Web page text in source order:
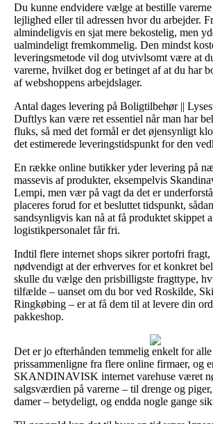
Du kunne endvidere vælge at bestille
lejlighed eller til adressen hvor du arbejder.
almindeligvis en sjat mere bekostelig, men
ualmindeligt fremkommelig. Den mindst
leveringsmetode vil dog utvivlsomt være at
varerne, hvilket dog er betinget af at du har
af webshoppens arbejdslager.
Antal dages levering på Boligtilbehør ||
Duftlys kan være ret essentiel når man har
fluks, så med det formål er det øjensynligt
det estimerede leveringstidspunkt for den
En række online butikker yder levering på
massevis af produkter, eksempelvis
Lempi, men vær på vagt da det er
placeres forud for et besluttet tidspunkt,
sandsynligvis kan nå at få produktet skippet
logistikpersonalet får fri.
Indtil flere internet shops sikrer portofri fragt,
nødvendigt at der erhverves for et konkret
skulle du vælge den prisbilligste fragttype,
tilfælde – uanset om du bor ved Roskilde,
Ringkøbing – er at få dem til at levere din
pakkeshop.
Det er jo efterhånden temmelig enkelt for
prissammenligne fra flere online firmaer, og
SKANDINAVISK internet varehuse været
salgsværdien på varerne – til drenge og
damer – betydeligt, og endda nogle gange